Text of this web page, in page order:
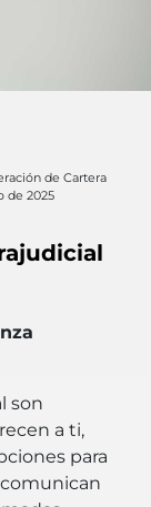
de Cartera
de 2025
son
a ti,
para